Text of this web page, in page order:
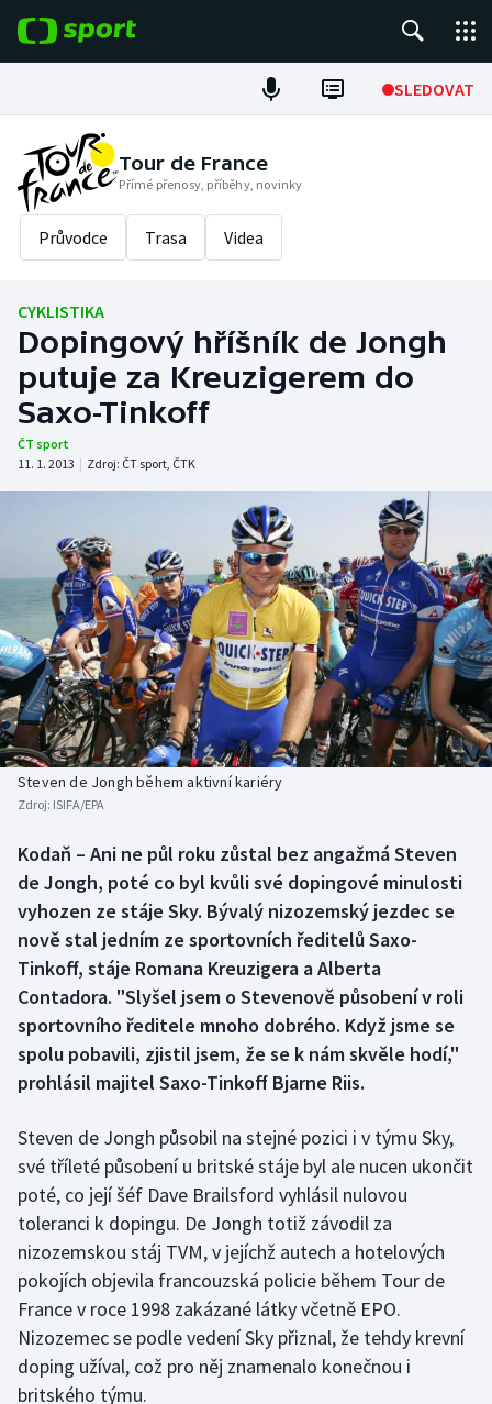
SLEDOVAT
Fotbal
Hokej
Tenis
Cyklistika
DALŠÍ SPORTY
Americký fotbal
Basketbal
Biatlon
Boby a skeleton
Box
Curling
Florbal
Futsal
Gymnastika
Házená
Jezdectví
Judo
Krasobruslení
Lyže a snowboard
NEPŘEHLÉDNĚTE
Historické návraty
Aplikace ČT sport
AZ kvíz
Tour de France
Přímé přenosy, příběhy, novinky
Průvodce Trasa Videa
CYKLISTIKA
Dopingový hříšník de Jongh
putuje za Kreuzigerem do
Saxo-Tinkoff
ČT sport
11. 1. 2013 | Zdroj: ČT sport, ČTK
Steven de Jongh během aktivní kariéry
Zdroj: ISIFA/EPA
Kodaň – Ani ne půl roku zůstal bez angažmá Steven
de Jongh, poté co byl kvůli své dopingové minulosti
vyhozen ze stáje Sky. Bývalý nizozemský jezdec se
nově stal jedním ze sportovních ředitelů Saxo-
Tinkoff, stáje Romana Kreuzigera a Alberta
Contadora. "Slyšel jsem o Stevenově působení v roli
sportovního ředitele mnoho dobrého. Když jsme se
spolu pobavili, zjistil jsem, že se k nám skvěle hodí,"
prohlásil majitel Saxo-Tinkoff Bjarne Riis.
Steven de Jongh působil na stejné pozici i v týmu Sky,
své tříleté působení u britské stáje byl ale nucen ukončit
poté, co její šéf Dave Brailsford vyhlásil nulovou
toleranci k dopingu. De Jongh totiž závodil za
nizozemskou stáj TVM, v jejíchž autech a hotelových
pokojích objevila francouzská policie během Tour de
France v roce 1998 zakázané látky včetně EPO.
Nizozemec se podle vedení Sky přiznal, že tehdy krevní
doping užíval, což pro něj znamenalo konečnou i
britského týmu.